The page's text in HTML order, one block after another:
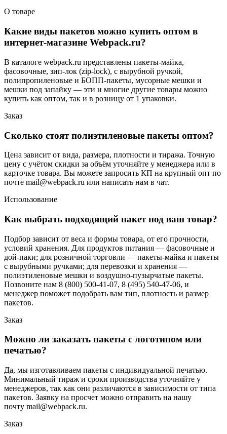
О товаре
Какие виды пакетов можно купить оптом в
интернет-магазине Webpack.ru?
В каталоге webpack.ru представлены пакеты-майка,
фасовочные, зип-лок (zip-lock), с вырубной ручкой,
полипропиленовые и БОПП-пакеты, мусорные мешки и
мешки под запайку — эти и многие другие товары можно
купить как оптом, так и в розницу от 1 упаковки.
Заказ
Сколько стоят полиэтиленовые пакеты оптом?
Цена зависит от вида, размера, плотности и тиража. Точную
цену с учётом скидки за объём уточняйте у менеджера или в
карточке товара. Вы можете запросить КП на крупный опт по
почте mail@webpack.ru или написать нам в чат.
Использование
Как выбрать подходящий пакет под ваш товар?
Подбор зависит от веса и формы товара, от его прочности,
условий хранения. Для продуктов питания — фасовочные и
дой-паки; для розничной торговли — пакеты-майка и пакеты
с вырубными ручками; для перевозки и хранения —
полиэтиленовые мешки и воздушно-пузырчатые пакеты.
Позвоните нам 8 (800) 500-41-07, 8 (495) 540-47-06, и
менеджер поможет подобрать вам тип, плотность и размер
пакетов.
Заказ
Можно ли заказать пакеты с логотипом или
печатью?
Да, мы изготавливаем пакеты с индивидуальной печатью.
Минимальный тираж и сроки производства уточняйте у
менеджеров, так как они различаются в зависимости от типа
пакетов. Заявку на просчет можно отправить на нашу
почту mail@webpack.ru.
Заказ